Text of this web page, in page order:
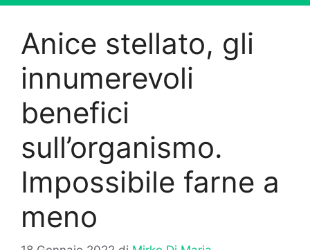
Anice stellato, gli
innumerevoli
benefici
sull’organismo.
Impossibile farne a
meno